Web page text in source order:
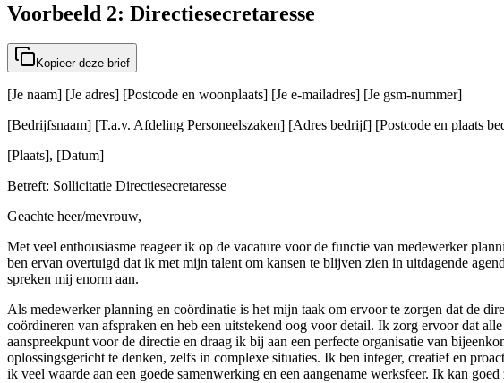
Voorbeeld 2: Directiesecretaresse
Kopieer deze brief
[Je naam] [Je adres] [Postcode en woonplaats] [Je e-mailadres] [Je gsm-nummer]
[Bedrijfsnaam] [T.a.v. Afdeling Personeelszaken] [Adres bedrijf] [Postcode en plaats
[Plaats], [Datum]
Betreft: Sollicitatie Directiesecretaresse
Geachte heer/mevrouw,
Met veel enthousiasme reageer ik op de vacature voor de functie van medewerker
ben ervan overtuigd dat ik met mijn talent om kansen te blijven zien in uitdagende
spreken mij enorm aan.
Als medewerker planning en coördinatie is het mijn taak om ervoor te zorgen dat de
coördineren van afspraken en heb een uitstekend oog voor detail. Ik zorg ervoor dat
aanspreekpunt voor de directie en draag ik bij aan een perfecte organisatie van
oplossingsgericht te denken, zelfs in complexe situaties. Ik ben integer, creatief en
ik veel waarde aan een goede samenwerking en een aangename werksfeer. Ik kan